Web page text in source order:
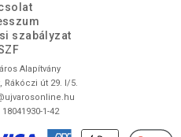
szabályzat
Alapítvány
Rákóczi út 29. I/5.
1-42